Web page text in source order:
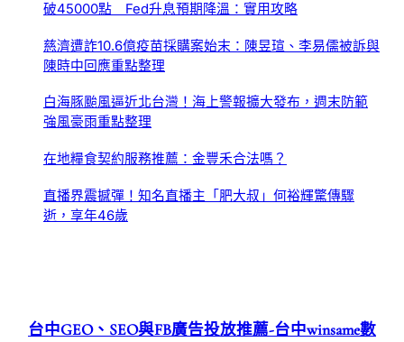
破45000點 Fed升息預期降溫：實用攻略
慈濟遭詐10.6億疫苗採購案始末：陳昱瑄、李易儒被訴與
陳時中回應重點整理
白海豚颱風逼近北台灣！海上警報擴大發布，週末防範
強風豪雨重點整理
在地糧食契約服務推薦：金豐禾合法嗎？
直播界震撼彈！知名直播主「肥大叔」何裕輝驚傳驟
逝，享年46歲
台中GEO、SEO與FB廣告投放推薦-台中winsame數